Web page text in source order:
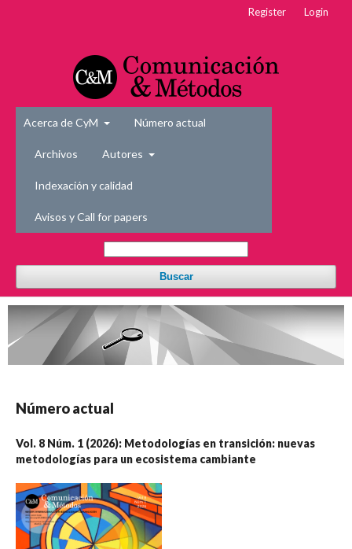
Acerca de CyM Número actual
Archivos Autores
Indexación y calidad
Avisos y Call for papers
Buscar
Register Login
Número actual
Vol. 8 Núm. 1 (2026): Metodologías en transición: nuevas
metodologías para un ecosistema cambiante